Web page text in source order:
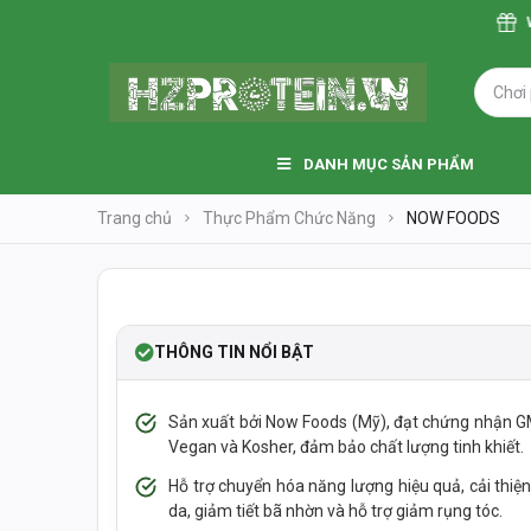
DANH MỤC SẢN PHẨM
Trang chủ Thực Phẩm Chức Năng NOW FOODS
THÔNG TIN NỔI BẬT
Sản xuất bởi Now Foods (Mỹ), đạt chứng nhận
Vegan và Kosher, đảm bảo chất lượng tinh khiết.
Hỗ trợ chuyển hóa năng lượng hiệu quả, cải
da, giảm tiết bã nhờn và hỗ trợ giảm rụng tóc.